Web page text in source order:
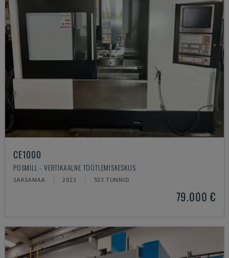
CE1000
POSMILL - VERTIKAALNE TÖÖTLEMISKESKUS
SAKSAMAA 2023 533 TUNNID
79.000 €